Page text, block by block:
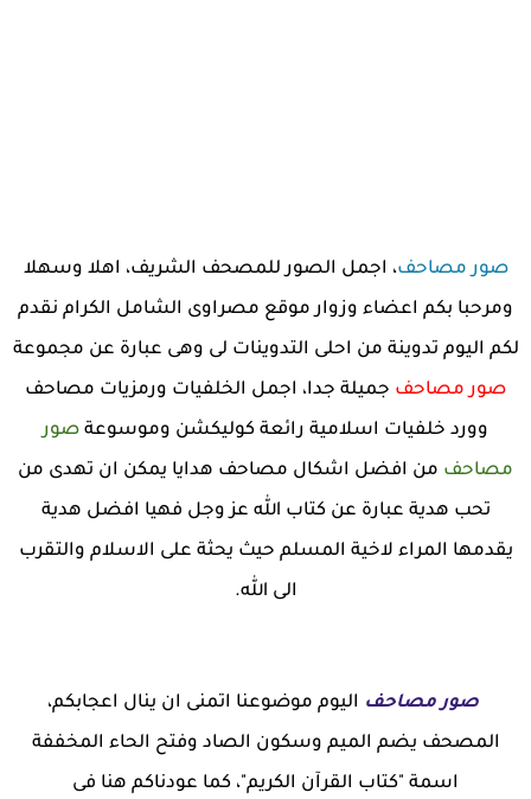
صور مصاحف، اجمل الصور للمصحف الشريف، اهلا وسهلا
ومرحبا بكم اعضاء وزوار موقع مصراوى الشامل الكرام نقدم
لكم اليوم تدوينة من احلى التدوينات لى وهى عبارة عن مجموعة
صور مصاحف جميلة جدا، اجمل الخلفيات ورمزيات مصاحف
وورد خلفيات اسلامية رائعة كوليكشن وموسوعة صور
مصاحف من افضل اشكال مصاحف هدايا يمكن ان تهدى من
تحب هدية عبارة عن كتاب الله عز وجل فهيا افضل هدية
يقدمها المراء لاخية المسلم حيث يحثة على الاسلام والتقرب
الى الله.
صور مصاحف اليوم موضوعنا اتمنى ان ينال اعجابكم،
المصحف يضم الميم وسكون الصاد وفتح الحاء المخففة
اسمة "كتاب القرآن الكريم"، كما عودناكم هنا فى